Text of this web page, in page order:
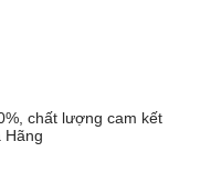
chất lượng cam kết
Hãng